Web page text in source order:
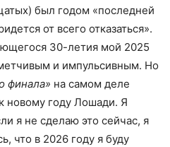
был годом «последней
от всего отказаться».
30-летия мой 2025
и импульсивным. Но
финала» на самом деле
новому году Лошади. Я
я не сделаю это сейчас, я
что в 2026 году я буду